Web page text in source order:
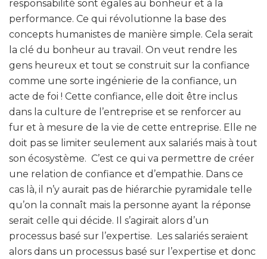
responsabilité sont égales au bonheur et à la
performance. Ce qui révolutionne la base des
concepts humanistes de manière simple. Cela serait
la clé du bonheur au travail. On veut rendre les
gens heureux et tout se construit sur la confiance
comme une sorte ingénierie de la confiance, un
acte de foi ! Cette confiance, elle doit être inclus
dans la culture de l’entreprise et se renforcer au
fur et à mesure de la vie de cette entreprise. Elle ne
doit pas se limiter seulement aux salariés mais à tout
son écosystème. C’est ce qui va permettre de créer
une relation de confiance et d’empathie. Dans ce
cas là, il n’y aurait pas de hiérarchie pyramidale telle
qu’on la connaît mais la personne ayant la réponse
serait celle qui décide. Il s’agirait alors d’un
processus basé sur l’expertise. Les salariés seraient
alors dans un processus basé sur l’expertise et donc